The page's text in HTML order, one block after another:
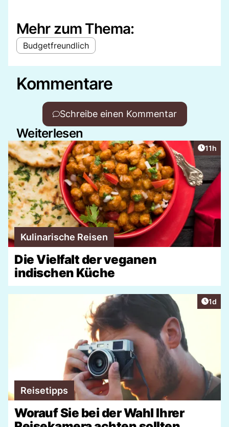
Mehr zum Thema:
Budgetfreundlich
Kommentare
Schreibe einen Kommentar
Weiterlesen
11h
Kulinarische Reisen
Die Vielfalt der veganen
indischen Küche
1d
Reisetipps
Worauf Sie bei der Wahl Ihrer